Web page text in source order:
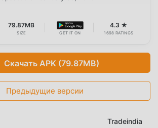
79.87MB
SIZE GET IT ON
4.3 ★
1698 RATINGS
Скачать APK (79.87MB)
Предыдущие версии
Tradeindia